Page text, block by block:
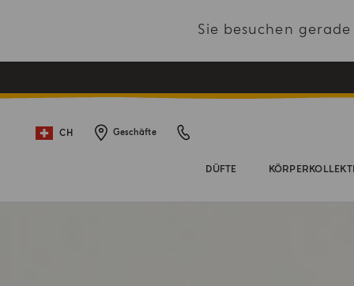
Sie besuchen
CH Geschäfte
DÜFTE